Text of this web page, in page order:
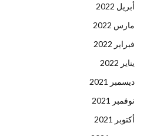
أبريل 2022
مارس 2022
فبراير 2022
يناير 2022
ديسمبر 2021
نوفمبر 2021
أكتوبر 2021